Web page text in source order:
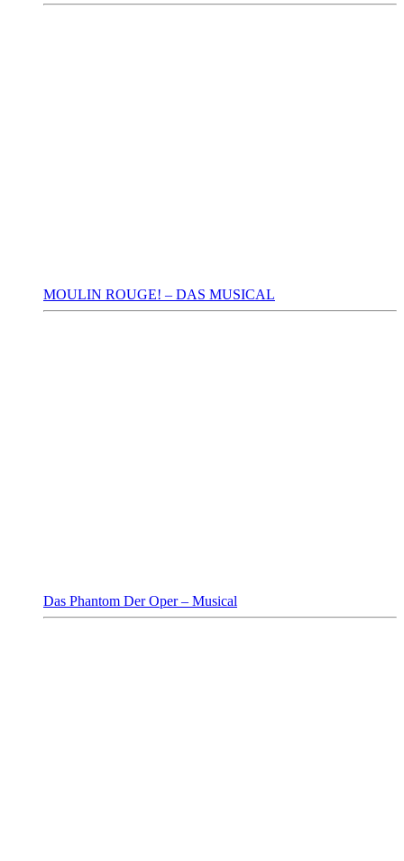
MOULIN ROUGE! – DAS MUSICAL
Das Phantom Der Oper – Musical